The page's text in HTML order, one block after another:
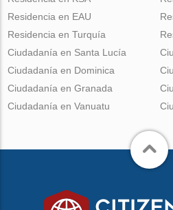
Residencia en EAU
Residencia en Turquía
Ciudadanía en Santa Lucía
Ciudadanía en Dominica
Ciudadanía en Granada
Ciudadanía en Vanuatu